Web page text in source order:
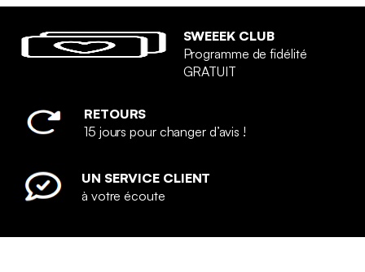
SWEEEK CLUB
Programme de fidélité
GRATUIT
RETOURS
15 jours pour changer d’avis !
UN SERVICE CLIENT
à votre écoute